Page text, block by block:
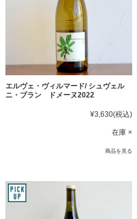
エルヴェ・ヴィルマード/ シュヴェル
ニ・ブラン ドメーヌ2022
¥3,630(税込)
在庫 ×
商品を見る